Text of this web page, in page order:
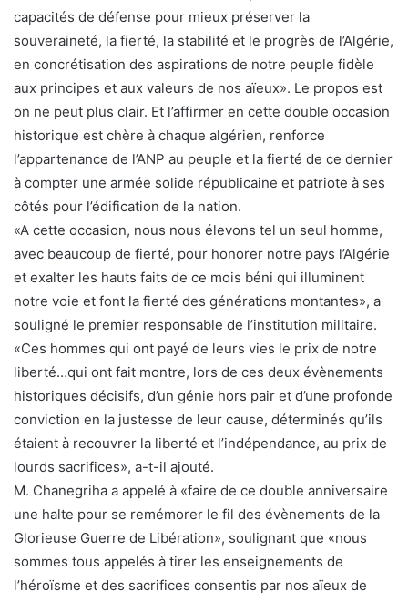
capacités de défense pour mieux préserver la
souveraineté, la fierté, la stabilité et le progrès de l’Algérie,
en concrétisation des aspirations de notre peuple fidèle
aux principes et aux valeurs de nos aïeux». Le propos est
on ne peut plus clair. Et l’affirmer en cette double occasion
historique est chère à chaque algérien, renforce
l’appartenance de l’ANP au peuple et la fierté de ce dernier
à compter une armée solide républicaine et patriote à ses
côtés pour l’édification de la nation.
«A cette occasion, nous nous élevons tel un seul homme,
avec beaucoup de fierté, pour honorer notre pays l’Algérie
et exalter les hauts faits de ce mois béni qui illuminent
notre voie et font la fierté des générations montantes», a
souligné le premier responsable de l’institution militaire.
«Ces hommes qui ont payé de leurs vies le prix de notre
liberté…qui ont fait montre, lors de ces deux évènements
historiques décisifs, d’un génie hors pair et d’une profonde
conviction en la justesse de leur cause, déterminés qu’ils
étaient à recouvrer la liberté et l’indépendance, au prix de
lourds sacrifices», a-t-il ajouté.
M. Chanegriha a appelé à «faire de ce double anniversaire
une halte pour se remémorer le fil des évènements de la
Glorieuse Guerre de Libération», soulignant que «nous
sommes tous appelés à tirer les enseignements de
l’héroïsme et des sacrifices consentis par nos aïeux de